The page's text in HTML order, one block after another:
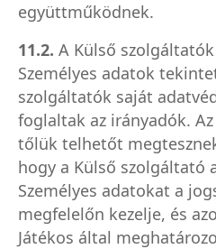
együttműködnek.
11.2. A Külső
Személyes adatok
szolgáltatók saját
foglaltak az irányadók.
tőlük telhetőt
hogy a Külső szolgáltató
Személyes adatokat a
megfelelőn kezelje, és
Játékos által